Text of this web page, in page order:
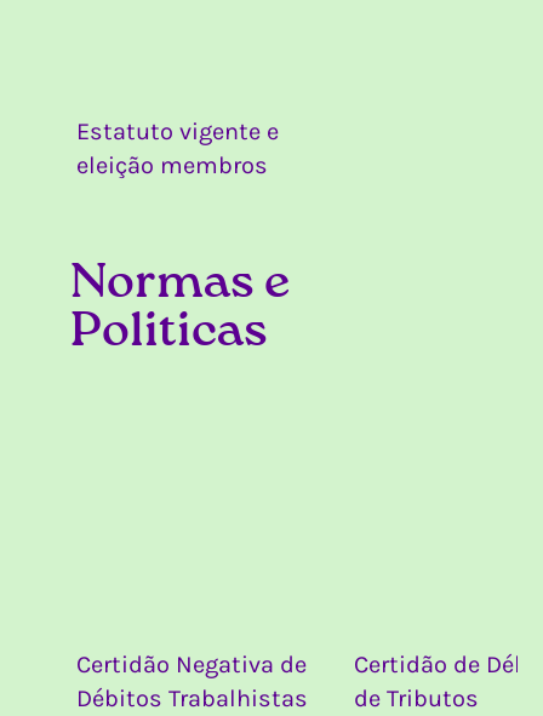
Estatuto vigente e
eleição membros
Normas e
Politicas
Certidão Negativa de
Débitos Trabalhistas
Certidão de
de Tributos